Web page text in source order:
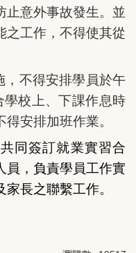
止意外事故發生。並
之工作，不得使其從
，不得安排學員於午
學校上、下課作息時
安排加班作業。
同簽訂就業實習合
員，負責學員工作實
長之聯繫工作。